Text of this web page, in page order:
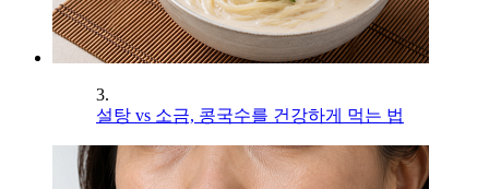
3.
설탕 vs 소금, 콩국수를 건강하게 먹는 법